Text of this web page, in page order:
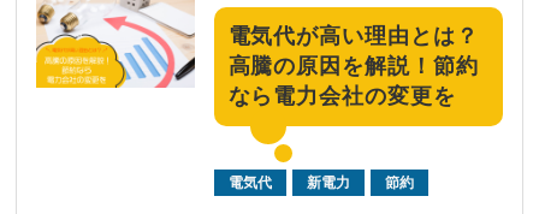
電気代が高い理由とは？
高騰の原因を解説！節約
なら電力会社の変更を
電気代 新電力 節約